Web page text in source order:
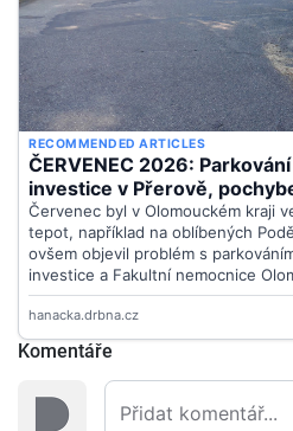
Komentáře